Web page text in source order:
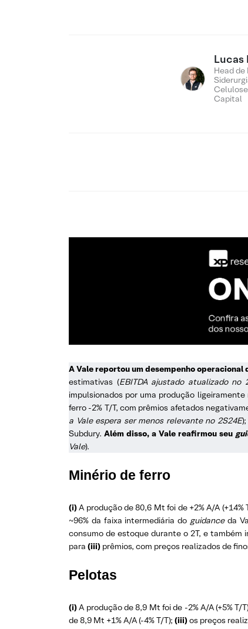
Lucas
Head
Capital
A Vale reportou um desempenho operacional
estimativas (EBITDA ajustado atualizado no
impulsionados por uma produção ligeiramente
ferro -2% T/T, com prêmios afetados
a Vale espera ser menos relevante no 2S24E
Subdury.Além disso, a Vale reafirmou seu
Vale).
Minério de ferro
(i)A produção de 80,6 Mt foi de +2% A/A
~96% da faixa intermediária do guidanceda
consumo de estoque durante o 2T, e
para (iii) prêmios, com preços realizados de
Pelotas
(i)A produção de 8,9 Mt foi de -2% A/A (+5% T/
de 8,9 Mt +1% A/A (-4% T/T); (iii)os preços